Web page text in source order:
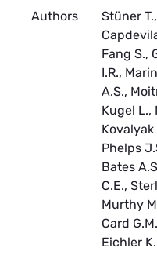
Authors
Stüner
Fang S.,
I.R.,
A.S.,
Kugel L.,
Kovalyak
Phelps
Bates
C.E.,
Murthy
Card
Eichler K.